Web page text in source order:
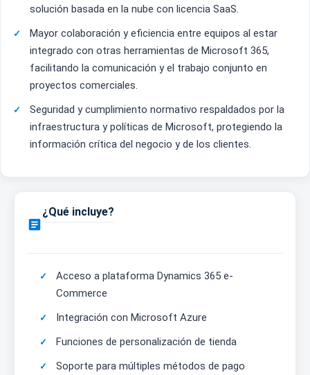
solución basada en la nube con licencia SaaS.
Mayor colaboración y eficiencia entre equipos al estar
integrado con otras herramientas de Microsoft 365,
facilitando la comunicación y el trabajo conjunto en
proyectos comerciales.
Seguridad y cumplimiento normativo respaldados por la
infraestructura y políticas de Microsoft, protegiendo la
información crítica del negocio y de los clientes.

¿Qué incluye?
Acceso a plataforma Dynamics 365 e-
Commerce
Integración con Microsoft Azure
Funciones de personalización de tienda
Soporte para múltiples métodos de pago